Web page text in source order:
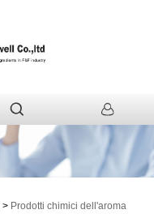
> Prodotti chimici dell'aroma